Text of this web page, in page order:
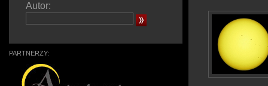
Autor:
PARTNERZY: